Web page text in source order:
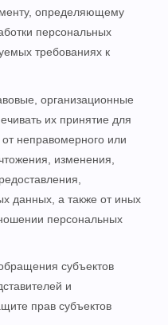
определяющему
персональных
требованиях к
организационные
их принятие для
неправомерного или
изменения,
данных, а также от иных
персональных
субъектов
и
прав субъектов